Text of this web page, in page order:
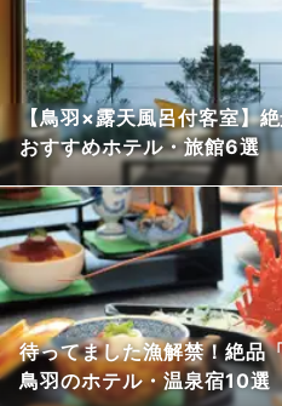
【鳥羽×露天風呂付客室】
おすすめホテル・旅館6選
待ってました漁解禁！絶品
鳥羽のホテル・温泉宿10選